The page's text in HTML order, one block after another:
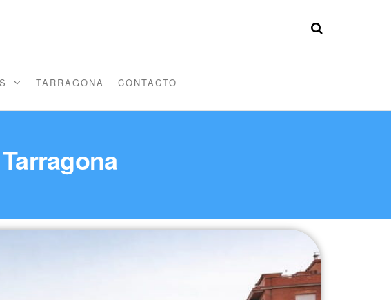
TARRAGONA CONTACTO